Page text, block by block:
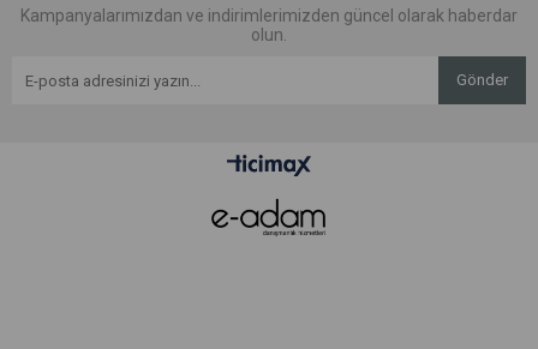
Kampanyalarımızdan ve indirimlerimizden güncel olarak haberdar
olun.
Gönder